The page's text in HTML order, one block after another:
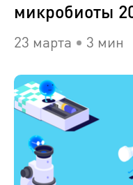
микробиоты
23 марта 3 мин